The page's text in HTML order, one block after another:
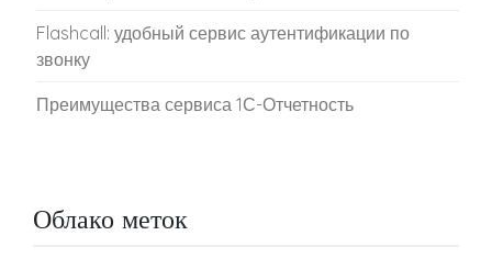
Flashcall: удобный сервис аутентификации по
звонку
Преимущества сервиса 1С-Отчетность
Облако меток